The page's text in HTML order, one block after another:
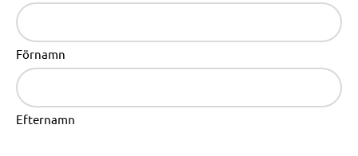
Förnamn
Efternamn